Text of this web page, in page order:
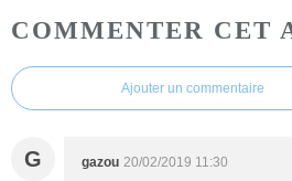
COMMENTER CET
Ajouter un commentaire
G gazou 20/02/2019 11:30